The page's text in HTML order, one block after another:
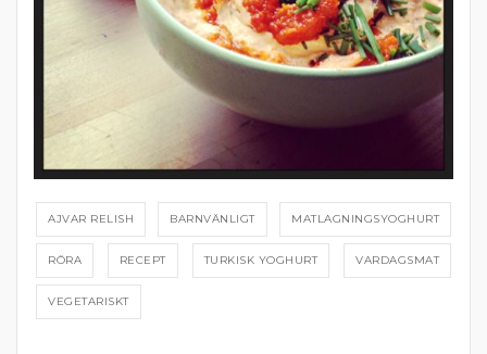
AJVAR RELISH BARNVÄNLIGT MATLAGNINGSYOGHURT
RÖRA RECEPT TURKISK YOGHURT VARDAGSMAT
VEGETARISKT